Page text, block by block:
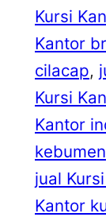
Kursi
Kantor
cilacap,
Kursi
Kantor
kebumen
jual
Kantor